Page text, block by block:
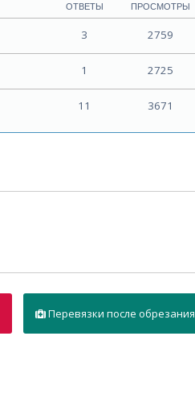
ОТВЕТЫ ПРОСМОТРЫ
3 2759
1 2725
11 3671
Перевязки после обрезания